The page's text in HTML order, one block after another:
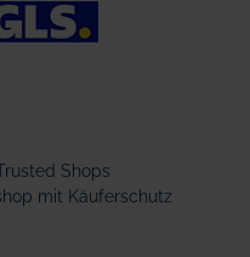
Shops
mit Käuferschutz